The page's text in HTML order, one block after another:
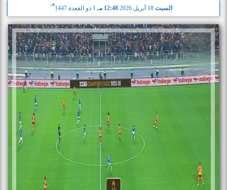
السبت 12:48 مـ 1 ذو القعدة 1447
هـ